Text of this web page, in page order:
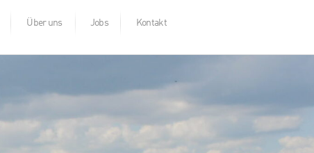
Über uns Jobs Kontakt